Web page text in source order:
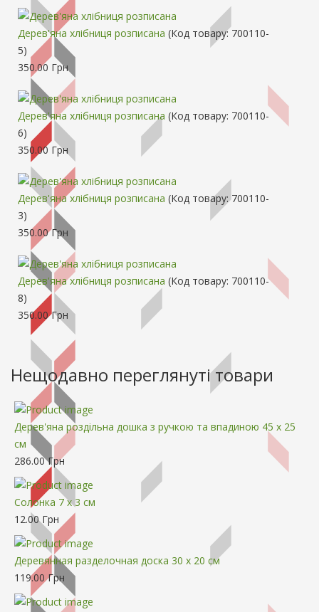
Дерев'яна хлібниця розписана (Код товару: 700110-
5)
350.00 Грн
Дерев'яна хлібниця розписана (Код товару: 700110-
6)
350.00 Грн
Дерев'яна хлібниця розписана (Код товару:700110-
3)
350.00 Грн
Дерев'яна хлібниця розписана (Код товару: 700110-
8)
350.00 Грн
Нещодавно переглянуті товари
Дерев'яна роздільна дошка з ручкою та впадиною 45 х 25
см
286.00 Грн
Солонка 7 х 3 см
12.00 Грн
Деревянная разделочная доска 30 x 20 см
119.00 Грн